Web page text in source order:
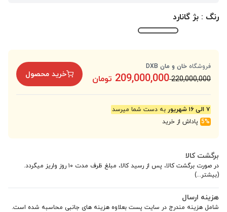
رنگ : بژ گانارد
فروشگاه خان و مان DXB
220,000,000
209,000,000 تومان خرید محصول
۷ الی ۱۶ شهریور
به دست شما میرسد
5% پاداش از خرید
برگشت کالا
در صورت برگشت کالا، پس از رسید کالا، مبلغ ظرف مدت ۱۰ روز واریز میگردد.
(بیشتر...)
هزینه ارسال
شامل هزینه مندرج در سایت پست بعلاوه هزینه های جانبی محاسبه شده است.